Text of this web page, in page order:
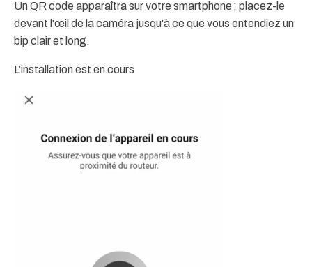
Un QR code apparaîtra sur votre smartphone ; placez-le
devant l'œil de la caméra jusqu'à ce que vous entendiez un
bip clair et long.
L’installation est en cours